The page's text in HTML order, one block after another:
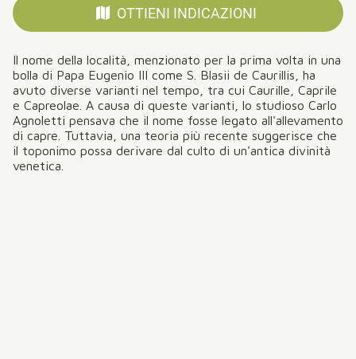
OTTIENI INDICAZIONI
Il nome della località, menzionato per la prima volta in una
bolla di Papa Eugenio III come S. Blasii de Caurillis, ha
avuto diverse varianti nel tempo, tra cui Caurille, Caprile
e Capreolae. A causa di queste varianti, lo studioso Carlo
Agnoletti pensava che il nome fosse legato all'allevamento
di capre. Tuttavia, una teoria più recente suggerisce che
il toponimo possa derivare dal culto di un'antica divinità
venetica.